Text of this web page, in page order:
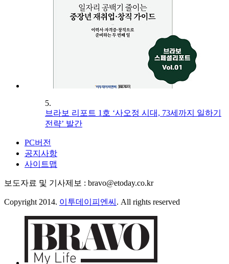
5.
브라보 리포트 1호 ‘사오정 시대, 73세까지 일하기
전략’ 발간
PC버전
공지사항
사이트맵
보도자료 및 기사제보 : bravo@etoday.co.kr
Copyright 2014. 이투데이피엔씨 . All rights reserved